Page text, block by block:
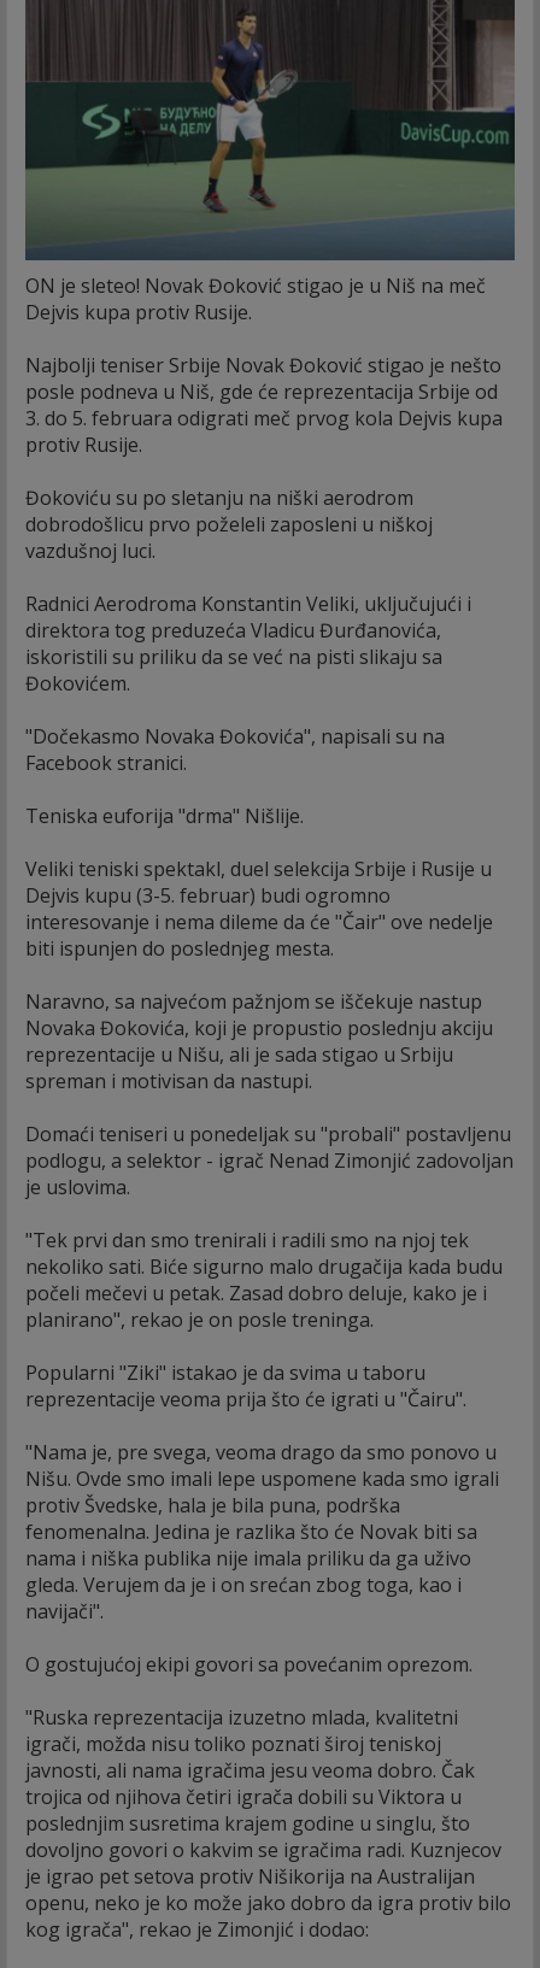
ON je sleteo! Novak Đoković stigao je u Niš na meč
Dejvis kupa protiv Rusije.
Najbolji teniser Srbije Novak Đoković stigao je nešto
posle podneva u Niš, gde će reprezentacija Srbije od
3. do 5. februara odigrati meč prvog kola Dejvis kupa
protiv Rusije.
Đokoviću su po sletanju na niški aerodrom
dobrodošlicu prvo poželeli zaposleni u niškoj
vazdušnoj luci.
Radnici Aerodroma Konstantin Veliki, uključujući i
direktora tog preduzeća Vladicu Đurđanovića,
iskoristili su priliku da se već na pisti slikaju sa
Đokovićem.
"Dočekasmo Novaka Đokovića", napisali su na
Facebook stranici.
Teniska euforija "drma" Nišlije.
Veliki teniski spektakl, duel selekcija Srbije i Rusije u
Dejvis kupu (3-5. februar) budi ogromno
interesovanje i nema dileme da će "Čair" ove nedelje
biti ispunjen do poslednjeg mesta.
Naravno, sa najvećom pažnjom se iščekuje nastup
Novaka Đokovića, koji je propustio poslednju akciju
reprezentacije u Nišu, ali je sada stigao u Srbiju
spreman i motivisan da nastupi.
Domaći teniseri u ponedeljak su "probali" postavljenu
podlogu, a selektor - igrač Nenad Zimonjić zadovoljan
je uslovima.
"Tek prvi dan smo trenirali i radili smo na njoj tek
nekoliko sati. Biće sigurno malo drugačija kada budu
počeli mečevi u petak. Zasad dobro deluje, kako je i
planirano", rekao je on posle treninga.
Popularni "Ziki" istakao je da svima u taboru
reprezentacije veoma prija što će igrati u "Čairu".
"Nama je, pre svega, veoma drago da smo ponovo u
Nišu. Ovde smo imali lepe uspomene kada smo igrali
protiv Švedske, hala je bila puna, podrška
fenomenalna. Jedina je razlika što će Novak biti sa
nama i niška publika nije imala priliku da ga uživo
gleda. Verujem da je i on srećan zbog toga, kao i
navijači".
O gostujućoj ekipi govori sa povećanim oprezom.
"Ruska reprezentacija izuzetno mlada, kvalitetni
igrači, možda nisu toliko poznati široj teniskoj
javnosti, ali nama igračima jesu veoma dobro. Čak
trojica od njihova četiri igrača dobili su Viktora u
poslednjim susretima krajem godine u singlu, što
dovoljno govori o kakvim se igračima radi. Kuznjecov
je igrao pet setova protiv Nišikorija na Australijan
openu, neko je ko može jako dobro da igra protiv bilo
kog igrača", rekao je Zimonjić i dodao: